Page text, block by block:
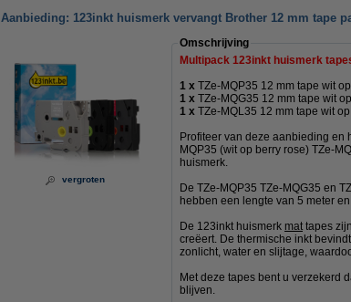
Aanbieding: 123inkt huismerk vervangt Brother 12 mm tape
vergroten
Omschrijving
Multipack 123inkt huismerk
1 x TZe-MQP35 12 mm tape wit
1 x TZe-MQG35 12 mm tape wit
1 x TZe-MQL35 12 mm tape wit
Profiteer van deze aanbieding en
MQP35 (wit op berry rose) TZe-
huismerk.
De TZe-MQP35 TZe-MQG35 en
hebben een lengte van 5 meter
De 123inkt huismerk mat tapes
creëert. De thermische inkt
zonlicht, water en slijtage,
Met deze tapes bent u verzekerd
blijven.